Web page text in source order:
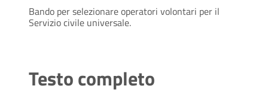
Bando per selezionare operatori volontari per il
Servizio civile universale.
Testo completo